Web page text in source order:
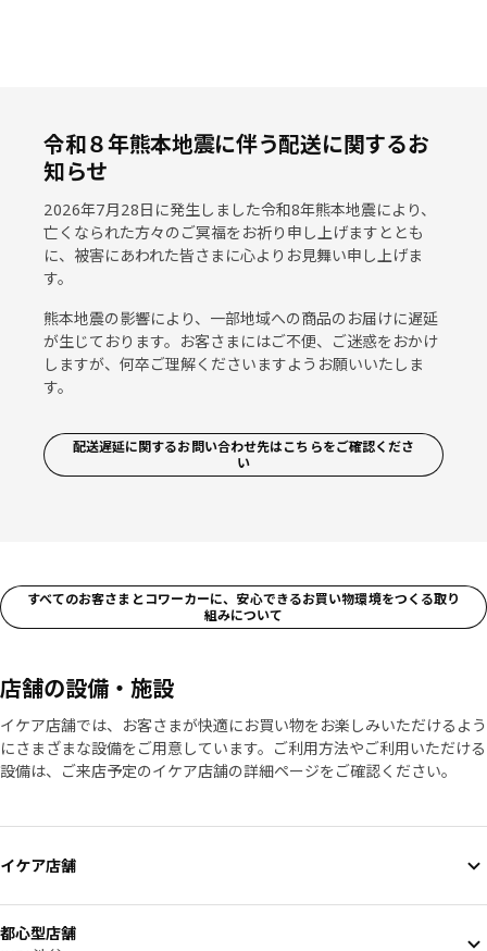
令和８年熊本地震に伴う配送に関するお
知らせ
2026年7月28日に発生しました令和8年熊本地震により、
亡くなられた方々のご冥福をお祈り申し上げますととも
に、被害にあわれた皆さまに心よりお見舞い申し上げま
す。
熊本地震の影響により、一部地域への商品のお届けに遅延
が生じております。お客さまにはご不便、ご迷惑をおかけ
しますが、何卒ご理解くださいますようお願いいたしま
す。
配送遅延に関するお問い合わせ先はこちらをご確認くださ
い
すべてのお客さまとコワーカーに、安心できるお買い物環境をつくる取り
組みについて
店舗の設備・施設​
イケア店舗では、お客さまが快適にお買い物をお楽しみいただけるよう
にさまざまな設備をご用意しています。ご利用方法やご利用いただける
設備は、ご来店予定のイケア店舗の詳細ページをご確認ください。​
イケア店舗
都心型店舗